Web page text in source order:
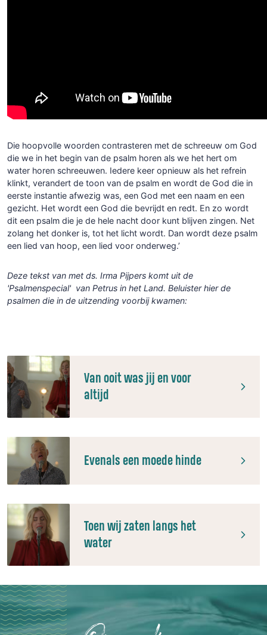
Die hoopvolle woorden contrasteren met de schreeuw om God
die we in het begin van de psalm horen als we het hert om
water horen schreeuwen. Iedere keer opnieuw als het refrein
klinkt, verandert de toon van de psalm en wordt de God die in
eerste instantie afwezig was, een God met een naam en een
gezicht. Het wordt een God die bevrijdt en redt. En zo wordt
dit een psalm die je de hele nacht door kunt blijven zingen. Net
zolang het donker is, tot het licht wordt. Dan wordt deze psalm
een lied van hoop, een lied voor onderweg.’
Deze tekst van met ds. Irma Pijpers komt uit de
'Psalmenspecial' van Petrus in het Land. Beluister hier de
psalmen die in de uitzending voorbij kwamen:
Van ooit was jij en voor
altijd
Evenals een moede hinde
Toen wij zaten langs het
water